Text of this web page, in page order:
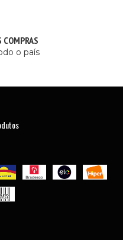
COMPRAS
o país